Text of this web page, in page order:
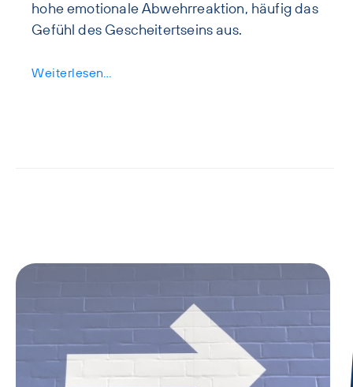
hohe emotionale Abwehrreaktion, häufig das
Gefühl des Gescheitertseins aus.
Weiterlesen…